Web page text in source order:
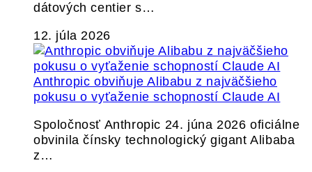
dátových centier s…
12. júla 2026
Anthropic obviňuje Alibabu z najväčšieho
pokusu o vyťaženie schopností Claude AI
Spoločnosť Anthropic 24. júna 2026 oficiálne
obvinila čínsky technologický gigant Alibaba
z…